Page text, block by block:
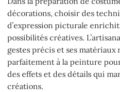
décorations, choisir des
d’expression picturale
possibilités créatives.
gestes précis et ses matériaux
parfaitement à la peinture
des effets et des détails qui
créations.